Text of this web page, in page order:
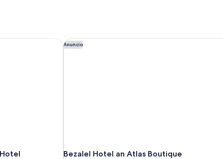
Anuncio
Bezalel Hotel an Atlas Boutique
Bezalel Hotel an Atlas Boutique